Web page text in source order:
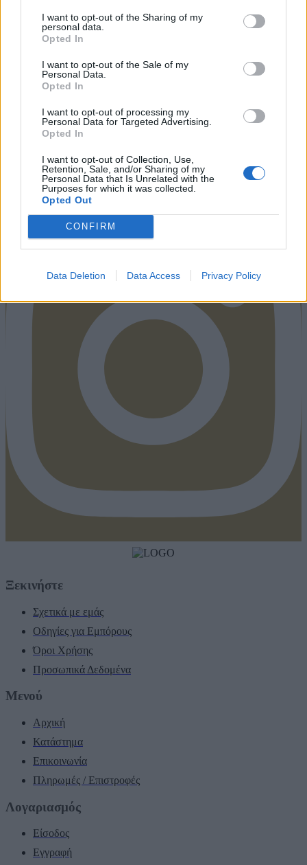
I want to opt-out of the Sharing of my
personal data.
Opted In
I want to opt-out of the Sale of my
Personal Data.
Opted In
I want to opt-out of processing my
Personal Data for Targeted Advertising.
Opted In
I want to opt-out of Collection, Use,
Retention, Sale, and/or Sharing of my
Personal Data that Is Unrelated with the
Purposes for which it was collected.
Opted Out
CONFIRM
Data Deletion Data Access Privacy Policy
Instagram
Ξεκινήστε
Σχετικά με εμάς
Οδηγίες για Εμπόρους
Όροι Χρήσης
Προσωπικά Δεδομένα
Μενού
Αρχική
Κατάστημα
Επικοινωνία
Πληρωμές / Επιστροφές
Λογαριασμός
Είσοδος
Εγγραφή